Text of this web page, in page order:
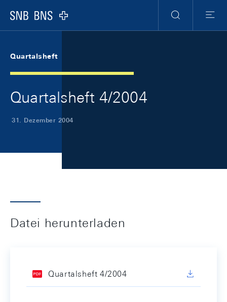
Logo
Suche
Menu
Quartalsheft
Quartalsheft 4/2004
31. Dezember 2004
Datei herunterladen
Quartalsheft 4/2004